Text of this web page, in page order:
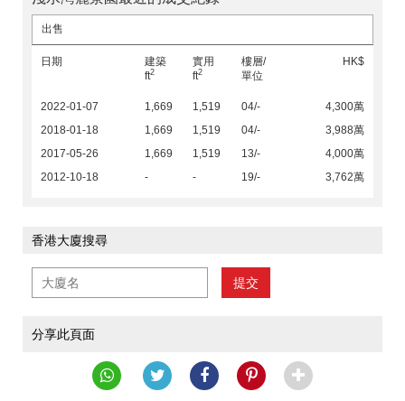
出售
日期
建築
ft2
實用
ft2
樓層/
單位
HK$
2022-01-07 1,669 1,519 04/-
4,300萬
2018-01-18
1,669 1,519 04/-
3,988萬
2017-05-26
1,669 1,519 13/-
4,000萬
2012-10-18
- - 19/- 3,762萬
香港大廈搜尋
提交
分享此頁面